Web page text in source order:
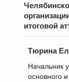
итоговой
Тюрина
Начальник
основного